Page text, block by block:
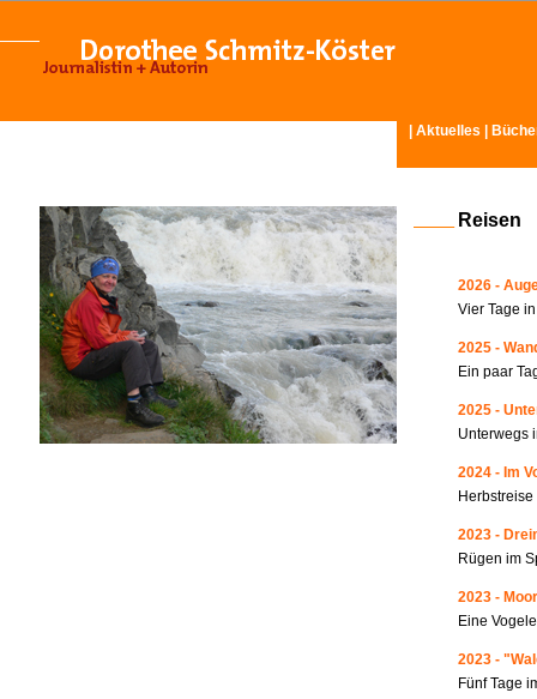
Aktuelles
Reisen
2026 -
Vier Tage
2025 -
Ein paar
2025 -
Unterwegs
2024 - Im
2023 -
Rügen im
2023 -
Eine
2023 -
Fünf Tage